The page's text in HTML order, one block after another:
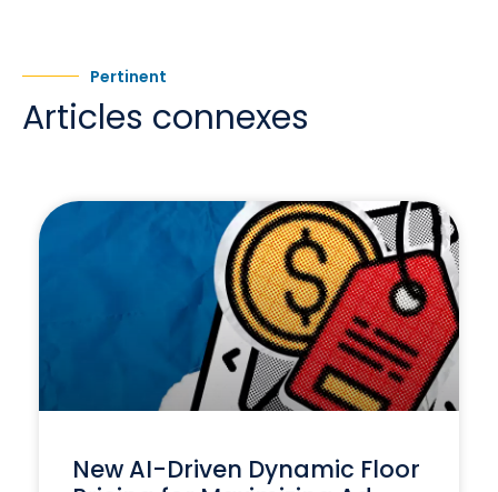
Pertinent
Articles connexes
New AI-Driven Dynamic Floor